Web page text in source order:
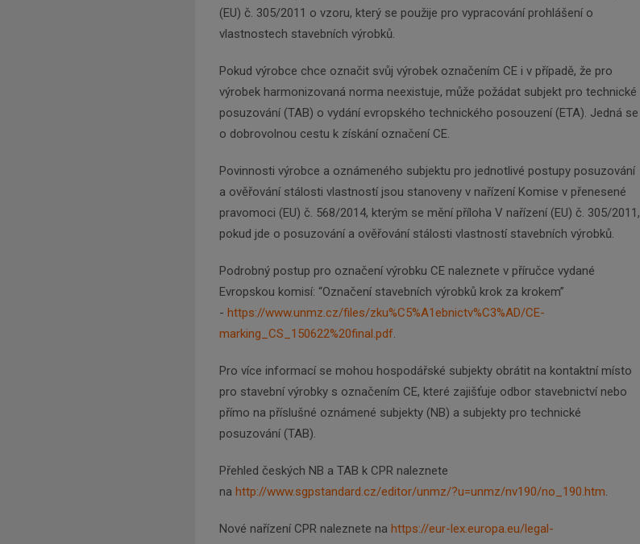
(EU) č. 305/2011 o vzoru, který se použije pro vypracování prohlášení o
vlastnostech stavebních výrobků.
Pokud výrobce chce označit svůj výrobek označením CE i v případě, že pro
výrobek harmonizovaná norma neexistuje, může požádat subjekt pro technické
posuzování (TAB) o vydání evropského technického posouzení (ETA). Jedná se
o dobrovolnou cestu k získání označení CE.
Povinnosti výrobce a oznámeného subjektu pro jednotlivé postupy posuzování
a ověřování stálosti vlastností jsou stanoveny v nařízení Komise v přenesené
pravomoci (EU) č. 568/2014, kterým se mění příloha V nařízení (EU) č. 305/2011,
pokud jde o posuzování a ověřování stálosti vlastností stavebních výrobků.
Podrobný postup pro označení výrobku CE naleznete v příručce vydané
Evropskou komisí: “Označení stavebních výrobků krok za krokem”
- https://www.unmz.cz/files/zku%C5%A1ebnictv%C3%AD/CE-
marking_CS_150622%20final.pdf
Pro více informací se mohou hospodářské subjekty obrátit na kontaktní místo
pro stavební výrobky s označením CE, které zajišťuje odbor stavebnictví nebo
přímo na příslušné oznámené subjekty (NB) a subjekty pro technické
posuzování (TAB).
Přehled českých NB a TAB k CPR naleznete
na http://www.sgpstandard.cz/editor/unmz/?u=unmz/nv190/no_190.htm
Nové nařízení CPR naleznete na https://eur-lex.europa.eu/legal-